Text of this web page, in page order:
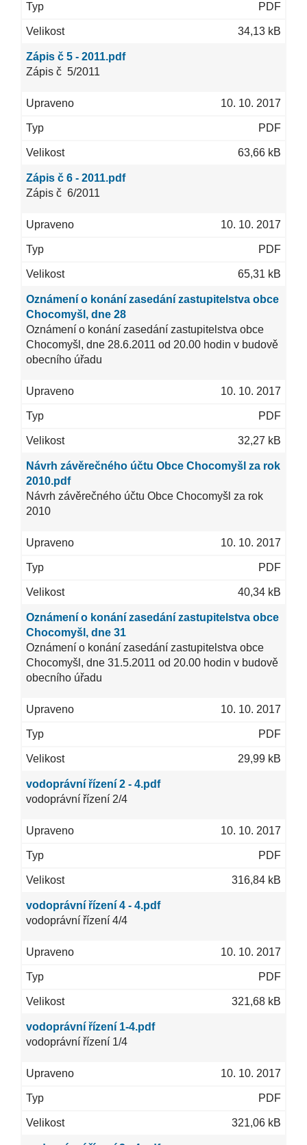
PDF
34,13 kB
Zápis č 5 - 2011.pdf
Zápis č 5/2011
10. 10. 2017
PDF
63,66 kB
Zápis č 6 - 2011.pdf
Zápis č 6/2011
10. 10. 2017
PDF
65,31 kB
Oznámení o konání zasedání zastupitelstva obce
Chocomyšl, dne 28
Oznámení o konání zasedání zastupitelstva obce
Chocomyšl, dne 28.6.2011 od 20.00 hodin v budově
obecního úřadu
10. 10. 2017
PDF
32,27 kB
Návrh závěrečného účtu Obce Chocomyšl za rok
2010.pdf
Návrh závěrečného účtu Obce Chocomyšl za rok
2010
10. 10. 2017
PDF
40,34 kB
Oznámení o konání zasedání zastupitelstva obce
Chocomyšl, dne 31
Oznámení o konání zasedání zastupitelstva obce
Chocomyšl, dne 31.5.2011 od 20.00 hodin v budově
obecního úřadu
10. 10. 2017
PDF
29,99 kB
vodoprávní řízení 2 - 4.pdf
vodoprávní řízení 2/4
10. 10. 2017
PDF
316,84 kB
vodoprávní řízení 4 - 4.pdf
vodoprávní řízení 4/4
10. 10. 2017
PDF
321,68 kB
vodoprávní řízení 1-4.pdf
vodoprávní řízení 1/4
10. 10. 2017
PDF
321,06 kB